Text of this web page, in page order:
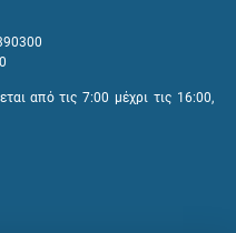
από τις 7:00 μέχρι τις 16:00,